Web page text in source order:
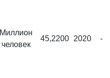
Миллион
человек
45,2200 2020 -